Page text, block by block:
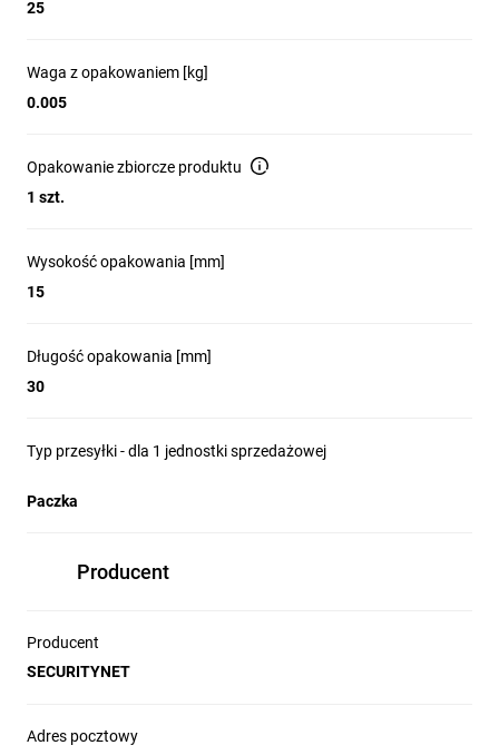
25
Waga z opakowaniem [kg]
0.005
Opakowanie zbiorcze produktu
1 szt.
Wysokość opakowania [mm]
15
Długość opakowania [mm]
30
Typ przesyłki - dla 1 jednostki sprzedażowej
Paczka
Producent
Producent
SECURITYNET
Adres pocztowy